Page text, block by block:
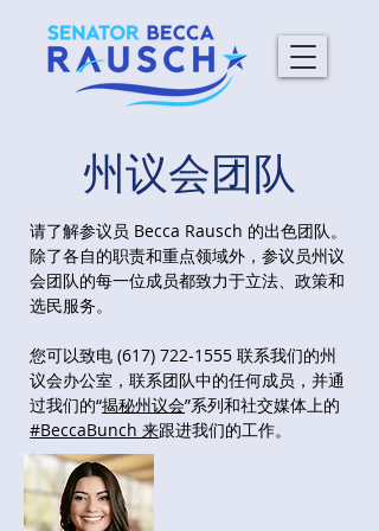
州议会团队
请了解参议员 Becca Rausch 的出色团队。
除了各自的职责和重点领域外，参议员州议
会团队的每一位成员都致力于立法、政策和
选民服务。
您可以致电 (617) 722-1555 联系我们的州
议会办公室，联系团队中的任何成员，并通
过我们的“揭秘州议会”系列和社交媒体上的
#BeccaBunch 来跟进我们的工作。